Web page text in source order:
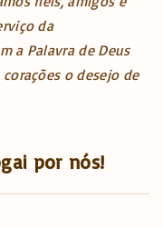
da
a Palavra de Deus
o desejo de
por nós!